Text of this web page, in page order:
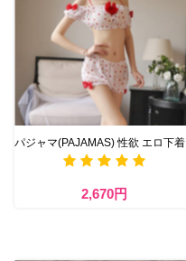
パジャマ(PAJAMAS) 性欲 エロ下着
2,670円